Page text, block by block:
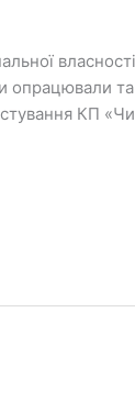
опрацювали
КП